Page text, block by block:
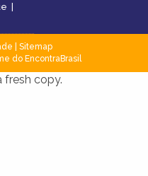
|
Sitemap
do EncontraBrasil
fresh copy.